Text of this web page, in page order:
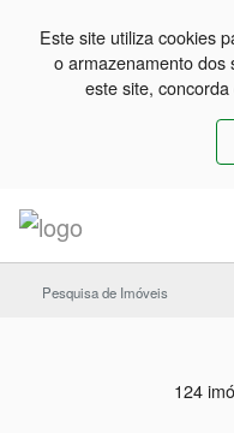
Este site utiliza cookies
o armazenamento dos
este site,
Pesquisa de Imóveis
124